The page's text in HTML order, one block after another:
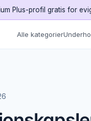
Plus-profil gratis for
Alle kategorier